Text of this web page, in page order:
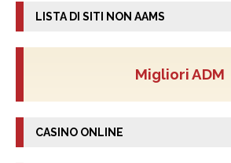
LISTA DI SITI NON AAMS
Migliori ADM
CASINO ONLINE